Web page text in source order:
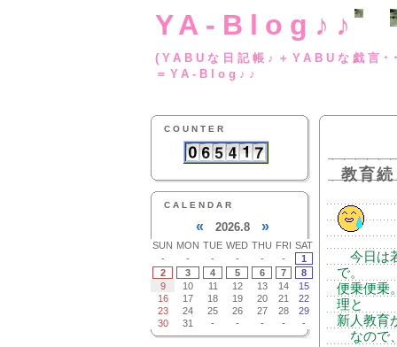
YA-Blog♪♪
(YABUな日記帳♪
＝YA-Blog♪♪
COUNTER
CALENDAR
« 2026.8 »
SUN MON TUE WED THU FRI SAT
-
- - - - -
1
2
3 4 5 6 7
8
9
10 11 12 13 14
15
16
17 18 19 20 21
22
23
24 25 26 27 28
29
30
31 - - - - -
教育
今日は
で。
便乗便乗
理と
新人教育
なので